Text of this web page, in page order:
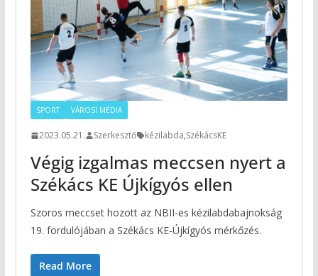
SPORT VÁROSI MÉDIA
2023.05.21. Szerkesztő kézilabda,SzékácsKE
Végig izgalmas meccsen nyert a
Székács KE Újkígyós ellen
Szoros meccset hozott az NBII-es kézilabdabajnokság
19. fordulójában a Székács KE-Újkígyós mérkőzés.
Read More